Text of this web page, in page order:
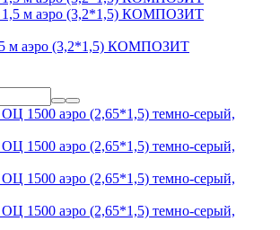
м аэро (3,2*1,5) КОМПОЗИТ